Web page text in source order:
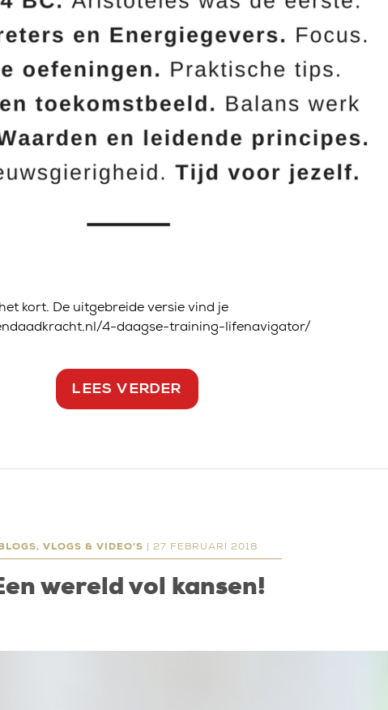
kort. De uitgebreide versie vind je
4-daagse-training-lifenavigator/
LEES VERDER
VLOGS & VIDEO'S | 27 FEBRUARI 2018
wereld vol kansen!